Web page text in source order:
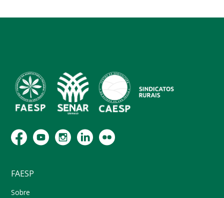
FAESP
Sobre